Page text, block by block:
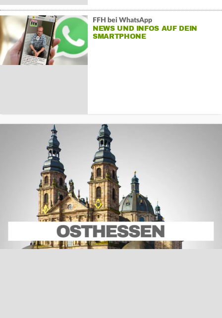
FFH bei WhatsApp
NEWS UND INFOS AUF DEIN
SMARTPHONE